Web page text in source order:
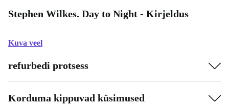
Stephen Wilkes. Day to Night - Kirjeldus
Kuva veel
refurbedi protsess
Korduma kippuvad küsimused